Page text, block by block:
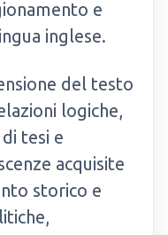
e
inglese.
del testo
logiche,
tesi e
acquisite
storico e